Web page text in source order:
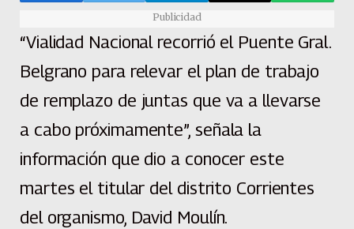
Publicidad
“Vialidad Nacional recorrió el Puente Gral.
Belgrano para relevar el plan de trabajo
de remplazo de juntas que va a llevarse
a cabo próximamente”, señala la
información que dio a conocer este
martes el titular del distrito Corrientes
del organismo, David Moulín.